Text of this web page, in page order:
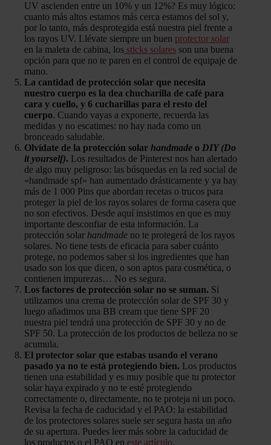
UV ascienden entre un 10% y un 12%? Es muy lógico:
cuanto más altos estamos más cerca estamos del sol y,
por lo tanto, más desprotegida está nuestra piel frente a
los rayos UV. Llévate siempre un buen protector solar
en la maleta de cabina, los sticks solares son una buena
opción para que no te paren en el control de equipaje de
mano.
La cantidad de protección solar que necesita
nuestro cuerpo es la dea chucharilla de café para
cara y cuello, y 6 cucharillas para el resto del
cuerpo. Cuando vayas a exponerte, recuerda las
medidas y no escatimes: no hay nada como un
bronceado saludable.
Olvídate de la protección solar handmade o DIY (Do
it yourself). Los resultados de Pinterest nos han alertado
de algo muy peligroso: las búsquedas en la red social de
«handmade spf» han aumentado drásticamente y ya hay
más de 1 000 Pins que abordan recetas o trucos para
proteger la piel de los rayos solares de forma casera que
no son efectivos. Desde aquí insistimos en que es muy
importante desconfiar de esta información. La
protección solar handmade no te protegerá de los rayos
solares. No tiene tests de eficacia para saber cuánto
protege, no podemos saber si los ingredientes que han
usado son los que dicen, o son aptos para cosmética, o
contienen impurezas… No es segura.
Los factores de protección solar no se suman. Si
utilizamos una crema de protección solar de SPF 30 y
luego añadimos una BB cream que tiene SPF 20
nuestra piel tendrá una protección de SPF 30 y no de
SPF 50. La protección de los productos de belleza no se
acumula.
El protector solar que estabas usando el verano
pasado ya no te está protegiendo bien. Los productos
tienen una estabilidad y es muy posible que tu protector
solar haya expirado y no te esté protegiendo
correctamente o, directamente, no te proteja ni un poco.
Revisa la fecha de caducidad y el PAO: la estabilidad
de los protectores solares suele ser segura hasta un año
de su apertura. Puedes leer más sobre la caducidad de
los productos o el PAO en este artículo.